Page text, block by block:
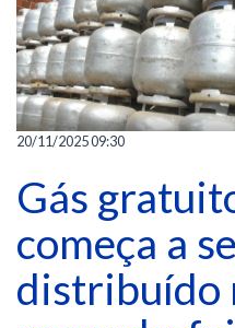
20/11/2025 09:30
Gás
começa a
distribuído